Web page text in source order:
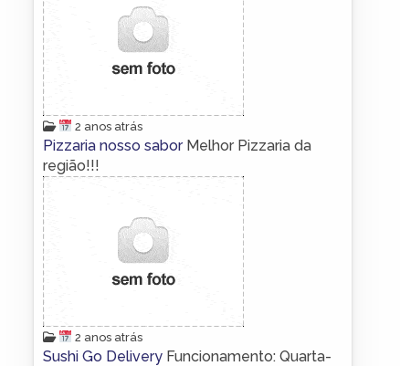
2 anos atrás
Pizzaria nosso sabor Melhor Pizzaria da
região!!!
2 anos atrás
Sushi Go Delivery Funcionamento: Quarta-